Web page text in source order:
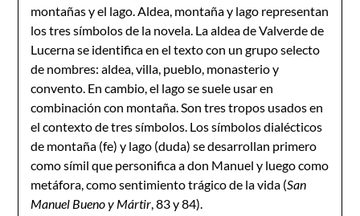
montañas y el lago. Aldea, montaña y lago representan
los tres símbolos de la novela. La aldea de Valverde de
Lucerna se identifica en el texto con un grupo selecto
de nombres: aldea, villa, pueblo, monasterio y
convento. En cambio, el lago se suele usar en
combinación con montaña. Son tres tropos usados en
el contexto de tres símbolos. Los símbolos dialécticos
de montaña (fe) y lago (duda) se desarrollan primero
como símil que personifica a don Manuel y luego como
metáfora, como sentimiento trágico de la vida (San
Manuel Bueno y Mártir, 83 y 84).